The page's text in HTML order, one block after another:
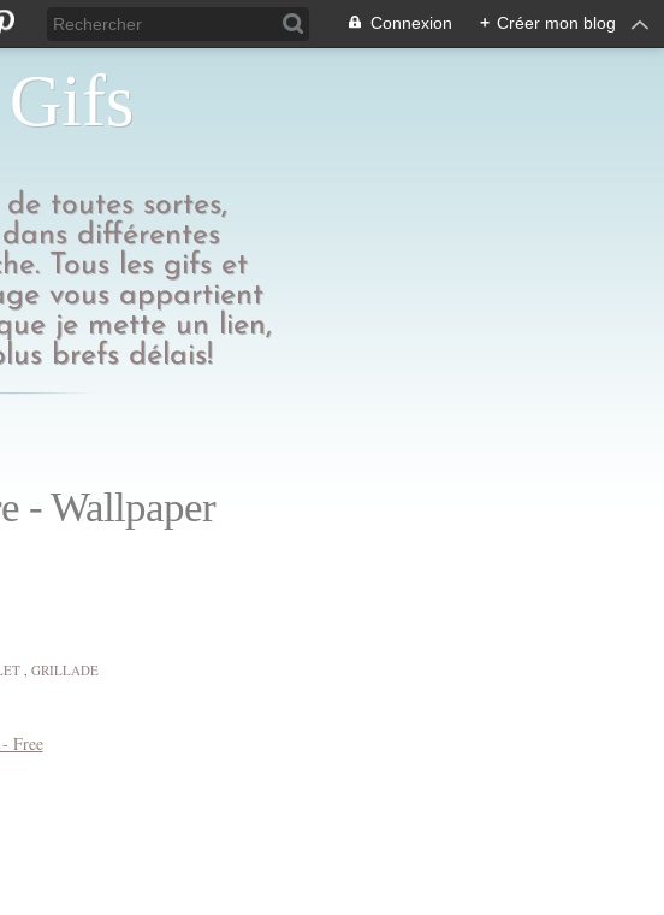
Connexion + Créer mon blog
toutes sortes,
différentes
Tous les gifs et
vous appartient
je mette un lien,
brefs délais!
- Wallpaper
, GRILLADE